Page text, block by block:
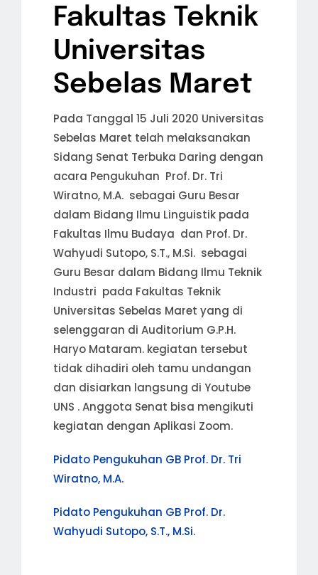
Fakultas Teknik
Universitas
Sebelas Maret
Pada Tanggal 15 Juli 2020 Universitas
Sebelas Maret telah melaksanakan
Sidang Senat Terbuka Daring dengan
acara Pengukuhan Prof. Dr. Tri
Wiratno, M.A. sebagai Guru Besar
dalam Bidang Ilmu Linguistik pada
Fakultas Ilmu Budaya dan Prof. Dr.
Wahyudi Sutopo, S.T., M.Si. sebagai
Guru Besar dalam Bidang Ilmu Teknik
Industri pada Fakultas Teknik
Universitas Sebelas Maret yang di
selenggaran di Auditorium G.P.H.
Haryo Mataram. kegiatan tersebut
tidak dihadiri oleh tamu undangan
dan disiarkan langsung di Youtube
UNS . Anggota Senat bisa mengikuti
kegiatan dengan Aplikasi Zoom.
Pidato Pengukuhan GB Prof. Dr. Tri
Wiratno, M.A.
Pidato Pengukuhan GB Prof. Dr.
Wahyudi Sutopo, S.T., M.Si.